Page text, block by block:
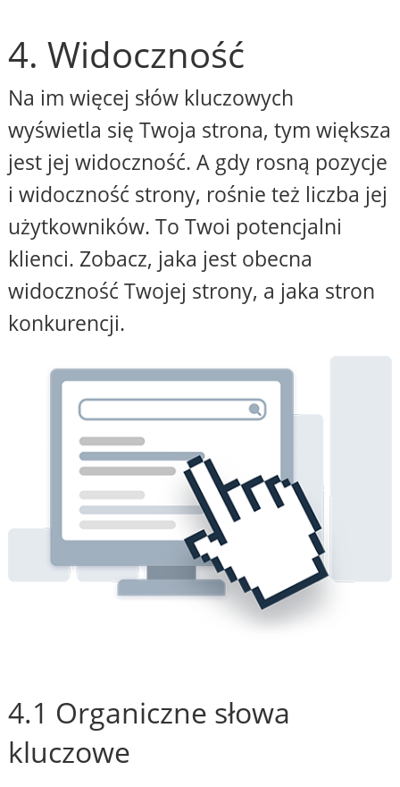
4. Widoczność
Na im więcej słów kluczowych
wyświetla się Twoja strona, tym większa
jest jej widoczność. A gdy rosną pozycje
i widoczność strony, rośnie też liczba jej
użytkowników. To Twoi potencjalni
klienci. Zobacz, jaka jest obecna
widoczność Twojej strony, a jaka stron
konkurencji.
4.1 Organiczne słowa
kluczowe